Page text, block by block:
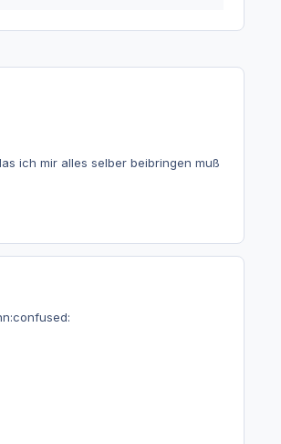
ich mir alles selber beibringen muß